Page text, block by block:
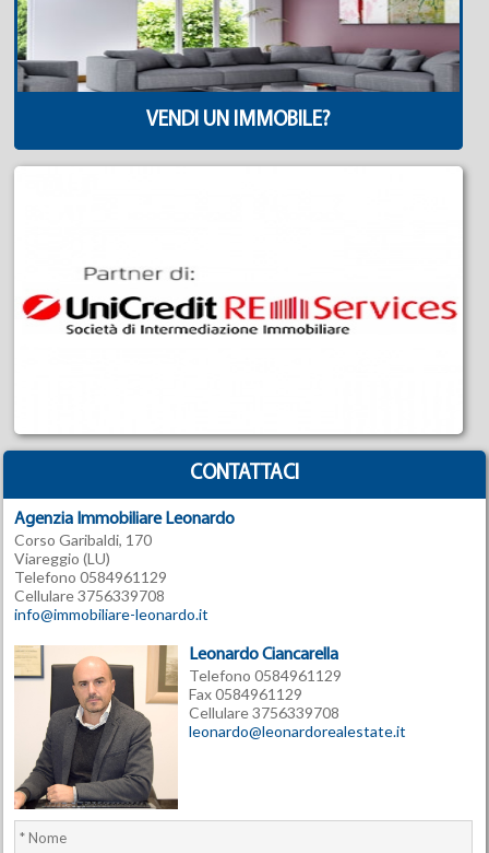
VENDI UN IMMOBILE?
CONTATTACI
Agenzia Immobiliare Leonardo
Corso Garibaldi, 170
Viareggio (LU)
Telefono 0584961129
Cellulare 3756339708
info@immobiliare-leonardo.it
Leonardo Ciancarella
Telefono 0584961129
Fax 0584961129
Cellulare 3756339708
leonardo@leonardorealestate.it